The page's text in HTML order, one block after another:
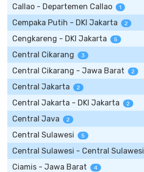
Callao - Departemen Callao 1
Cempaka Putih - DKI Jakarta 2
Cengkareng - DKI Jakarta 5
Central Cikarang 3
Central Cikarang - Jawa Barat 2
Central Jakarta 2
Central Jakarta - DKI Jakarta 2
Central Java 2
Central Sulawesi 5
Central Sulawesi - Central Sulawesi
Ciamis - Jawa Barat 4